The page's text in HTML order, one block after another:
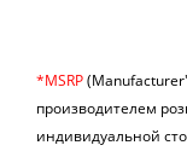
*MSRP
производителем
индивидуальной